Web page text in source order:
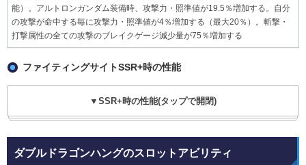
能）。アルトロンガンダム装備時、攻撃力・照準値が19.5％増加する。自分
の攻撃が命中する毎に攻撃力・照準値が4％増加する（最大20％）。斬撃・
打撃属性の全ての攻撃のブレイクゲージ減少量が75％増加する
ファイティングサイトSSR+時の性能
▼SSR+時の性能(タップで開閉)
ダブルドラゴンハングのスロットアビリティ